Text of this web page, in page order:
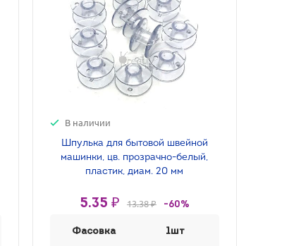
В наличии
Шпулька для бытовой швейной
машинки, цв. прозрачно-белый,
пластик, диам. 20 мм
5.35 ₽ 13.38 ₽ -60%
Фасовка 1шт